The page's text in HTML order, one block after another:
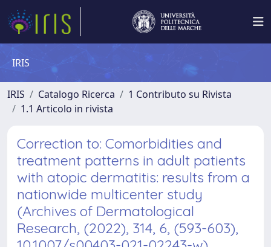
IRIS
IRIS Catalogo Ricerca
1 Contributo su Rivista
1.1 Articolo in rivista
Correction to: Comorbidities and
treatment patterns in adult patients
with atopic dermatitis: results from a
nationwide multicenter study
(Archives of Dermatological
Research, (2022), 314, 6, (593-603),